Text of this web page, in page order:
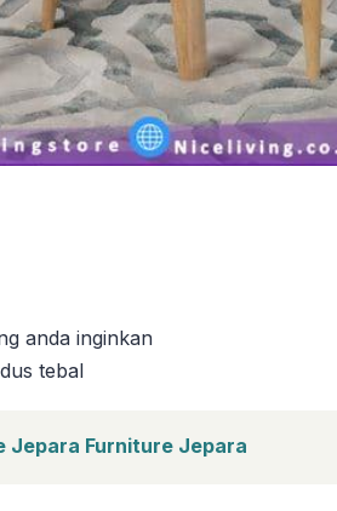
anda inginkan
tebal
Jepara Furniture Jepara